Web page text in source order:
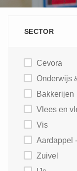
SECTOR
Cevora
Bakkerijen
Vlees en
Vis
Zuivel